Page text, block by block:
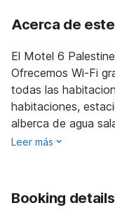
Acerca de
El Motel 6
Ofrecemos Wi-Fi
todas las
habitaciones,
alberca de agua
Leer más
Booking details